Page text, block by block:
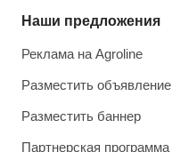
Наши предложения
Реклама на Agroline
Разместить объявление
Разместить баннер
Партнерская программа